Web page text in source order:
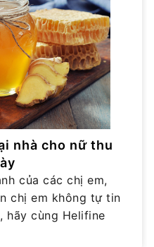
nhà cho nữ thu
của các chị em,
chị em không tự tin
hãy cùng Helifine